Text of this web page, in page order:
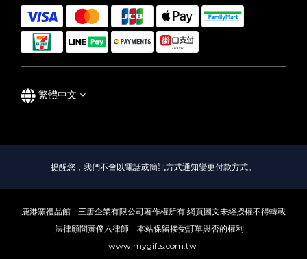
繁體中文
提醒您，我們不會以電話或簡訊方式通知變更付款方式。
鹿港窯禮品館 - 三唐企業有限公司著作權所有 網頁圖文未經授權不得轉載
法律顧問黃俊六律師「本站保留接受訂單與否的權利」
www.mygifts.com.tw